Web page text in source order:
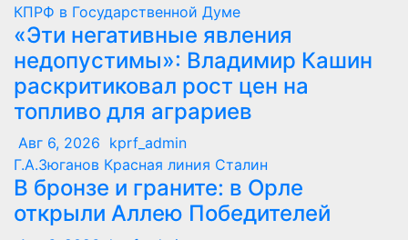
КПРФ в Государственной Думе
«Эти негативные явления
недопустимы»: Владимир Кашин
раскритиковал рост цен на
топливо для аграриев
Авг 6, 2026 kprf_admin
Г.А.Зюганов Красная линия Сталин
В бронзе и граните: в Орле
открыли Аллею Победителей